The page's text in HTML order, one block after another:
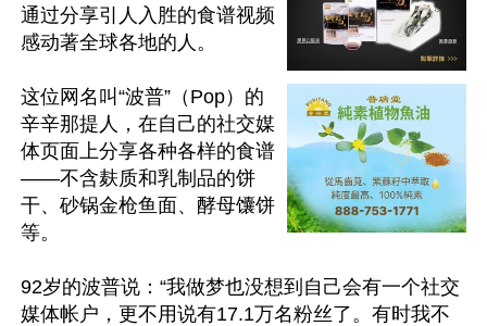
通过分享引人入胜的食谱视频
感动著全球各地的人。
这位网名叫“波普”（Pop）的
辛辛那提人，在自己的社交媒
体页面上分享各种各样的食谱
——不含麸质和乳制品的饼
干、砂锅金枪鱼面、酵母馕饼
等。
92岁的波普说：“我做梦也没想到自己会有一个社交
媒体帐户，更不用说有17.1万名粉丝了。有时我不